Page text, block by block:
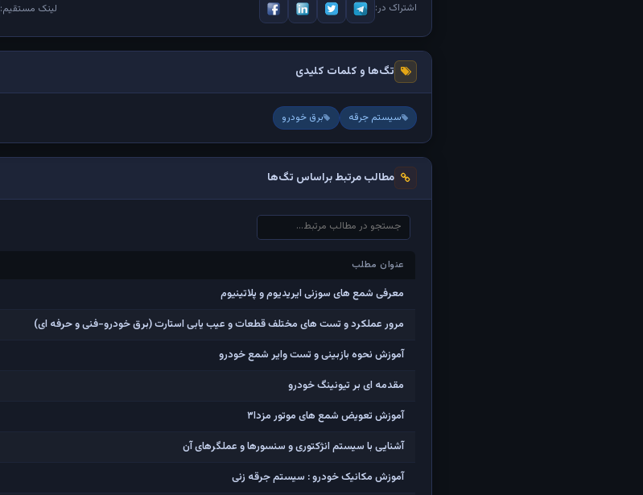
اشتراک در: لینک مستقیم:
تگ‌ها و کلمات کلیدی
سیستم جرقه برق خودرو
مطالب مرتبط براساس تگ‌ها
عنوان مطلب
عنوان مطلب
معرفی شمع های سوزنی ایریدیوم و پلاتینیوم
مرور عملکرد و تست های مختلف قطعات و عیب یابی استارت (برق خودرو-فنی و حرفه ای)
آموزش نحوه بازبینی و تست وایر شمع خودرو
مقدمه ای بر تیونینگ خودرو
آموزش تعویض شمع های موتور مزدا۳
آشنایی با سیستم انژکتوری و سنسورها و عملگرهای آن
آموزش مکانیک خودرو : سیستم جرقه زنی